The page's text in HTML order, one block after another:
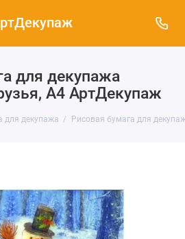
для декупажа
А4 АртДекупаж
для декупажа Рисовая бумага для